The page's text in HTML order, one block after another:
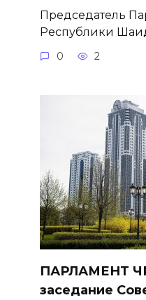
Председатель
Республики
0 2
ПАРЛАМЕНТ ЧР
заседание